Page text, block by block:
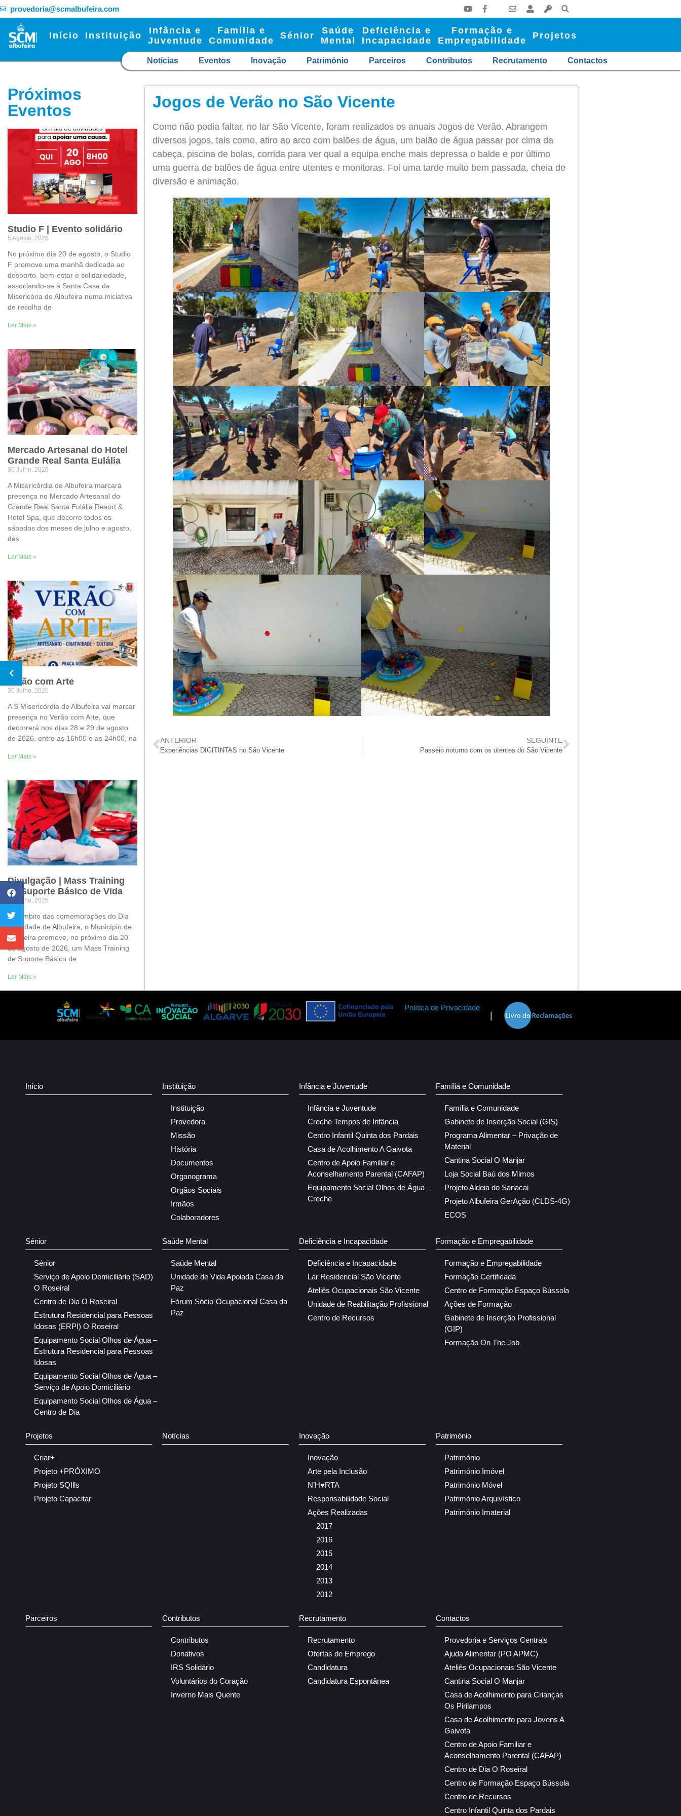
provedoria@scmalbufeira.com
Início Instituição
Infância e
Juventude
Família e
Comunidade
Sénior
Saúde
Mental
Deficiência e
Incapacidade
Formação e
Empregabilidade
Projetos
Notícias Eventos Inovação Património Parceiros Contributos Recrutamento Contactos
Próximos
Eventos
Studio F | Evento solidário
5 Agosto, 2026
No próximo dia 20 de agosto, o Studio
F promove uma manhã dedicada ao
desporto, bem-estar e solidariedade,
associando-se à Santa Casa da
Misericória de Albufeira numa iniciativa
de recolha de
Ler Mais »
Mercado Artesanal do Hotel
Grande Real Santa Eulália
30 Julho, 2026
A Misericórdia de Albufeira marcará
presença no Mercado Artesanal do
Grande Real Santa Eulália Resort &
Hotel Spa, que decorre todos os
sábados dos meses de julho e agosto,
das
Ler Mais »
Verão com Arte
30 Julho, 2026
A S Misericórdia de Albufeira vai marcar
presença no Verão com Arte, que
decorrerá nos dias 28 e 29 de agosto
de 2026, entre as 16h00 e as 24h00, na
Ler Mais »
Divulgação | Mass Training
de Suporte Básico de Vida
22 Julho, 2026
No âmbito das comemorações do Dia
da Cidade de Albufeira, o Município de
Albufeira promove, no próximo dia 20
de agosto de 2026, um Mass Training
de Suporte Básico de
Ler Mais »
Jogos de Verão no São Vicente
Como não podia faltar, no lar São Vicente, foram realizados os anuais Jogos de Verão. Abrangem
diversos jogos, tais como, atiro ao arco com balões de água, um balão de água passar por cima da
cabeça, piscina de bolas, corrida para ver qual a equipa enche mais depressa o balde e por último
uma guerra de balões de água entre utentes e monitoras. Foi uma tarde muito bem passada, cheia de
diversão e animação.
ANTERIOR
Experiências DIGITINTAS no São Vicente
SEGUINTE
Passeio noturno com os utentes do São Vicente
Política de Privacidade
|
Início Instituição
Instituição
Provedora
Missão
História
Documentos
Organograma
Orgãos Sociais
Irmãos
Colaboradores
Infância e Juventude
Infância e Juventude
Creche Tempos de Infância
Centro Infantil Quinta dos Pardais
Casa de Acolhimento A Gaivota
Centro de Apoio Familiar e
Aconselhamento Parental (CAFAP)
Equipamento Social Olhos de Água –
Creche
Família e Comunidade
Família e Comunidade
Gabinete de Inserção Social (GIS)
Programa Alimentar – Privação de
Material
Cantina Social O Manjar
Loja Social Baú dos Mimos
Projeto Aldeia do Sanacai
Projeto Albufeira GerAção (CLDS-4G)
ECOS
Sénior
Sénior
Serviço de Apoio Domiciliário (SAD)
O Roseiral
Centro de Dia O Roseiral
Estrutura Residencial para Pessoas
Idosas (ERPI) O Roseiral
Equipamento Social Olhos de Água –
Estrutura Residencial para Pessoas
Idosas
Equipamento Social Olhos de Água –
Serviço de Apoio Domiciliário
Equipamento Social Olhos de Água –
Centro de Dia
Saúde Mental
Saúde Mental
Unidade de Vida Apoiada Casa da
Paz
Fórum Sócio-Ocupacional Casa da
Paz
Deficiência e Incapacidade
Deficiência e Incapacidade
Lar Residencial São Vicente
Ateliês Ocupacionais São Vicente
Unidade de Reabilitação Profissional
Centro de Recursos
Formação e Empregabilidade
Formação e Empregabilidade
Formação Certificada
Centro de Formação Espaço Bússola
Ações de Formação
Gabinete de Inserção Profissional
(GIP)
Formação On The Job
Projetos
Criar+
Projeto +PRÓXIMO
Projeto SQIlls
Projeto Capacitar
Notícias Inovação
Inovação
Arte pela Inclusão
N’H♥RTA
Responsabilidade Social
Ações Realizadas
2017
2016
2015
2014
2013
2012
Património
Património
Património Imóvel
Património Móvel
Património Arquivístico
Património Imaterial
Parceiros Contributos
Contributos
Donativos
IRS Solidário
Voluntários do Coração
Inverno Mais Quente
Recrutamento
Recrutamento
Ofertas de Emprego
Candidatura
Candidatura Espontânea
Contactos
Provedoria e Serviços Centrais
Ajuda Alimentar (PO APMC)
Ateliês Ocupacionais São Vicente
Cantina Social O Manjar
Casa de Acolhimento para Crianças
Os Pirilampos
Casa de Acolhimento para Jovens A
Gaivota
Centro de Apoio Familiar e
Aconselhamento Parental (CAFAP)
Centro de Dia O Roseiral
Centro de Formação Espaço Bússola
Centro de Recursos
Centro Infantil Quinta dos Pardais